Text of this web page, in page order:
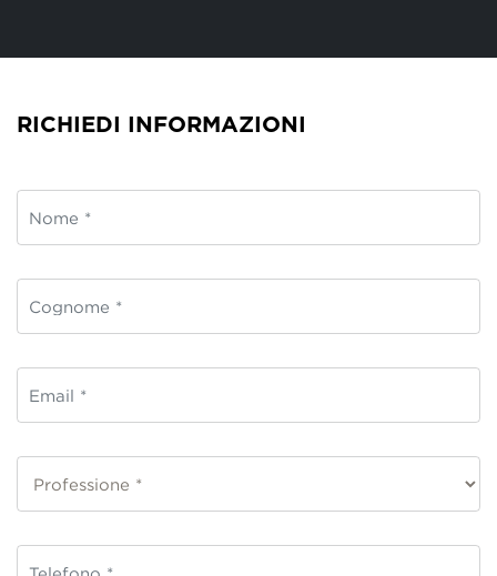
RICHIEDI INFORMAZIONI